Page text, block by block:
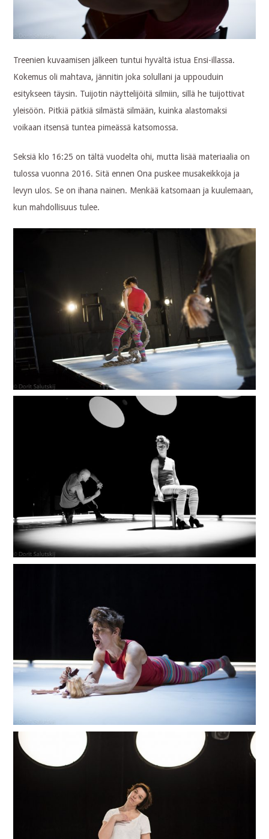
Treenien kuvaamisen jälkeen tuntui hyvältä istua Ensi-illassa.
Kokemus oli mahtava, jännitin joka solullani ja uppouduin
esitykseen täysin. Tuijotin näyttelijöitä silmiin, sillä he tuijottivat
yleisöön. Pitkiä pätkiä silmästä silmään, kuinka alastomaksi
voikaan itsensä tuntea pimeässä katsomossa.
Seksiä klo 16:25 on tältä vuodelta ohi, mutta lisää materiaalia on
tulossa vuonna 2016. Sitä ennen Ona puskee musakeikkoja ja
levyn ulos. Se on ihana nainen. Menkää katsomaan ja kuulemaan,
kun mahdollisuus tulee.